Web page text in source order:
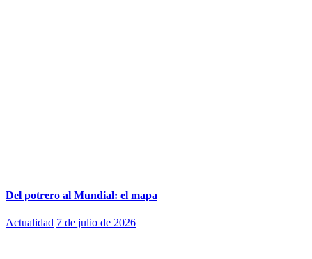
Del potrero al Mundial: el mapa
Actualidad 7 de julio de 2026